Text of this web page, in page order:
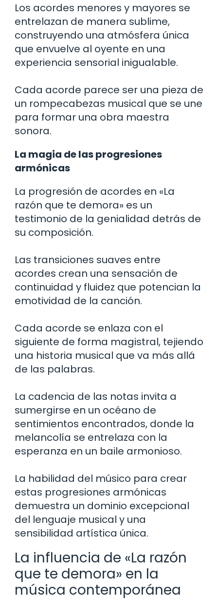
Los acordes menores y mayores se
entrelazan de manera sublime,
construyendo una atmósfera única
que envuelve al oyente en una
experiencia sensorial inigualable.
Cada acorde parece ser una pieza de
un rompecabezas musical que se une
para formar una obra maestra
sonora.
La magia de las progresiones
armónicas
La progresión de acordes en «La
razón que te demora» es un
testimonio de la genialidad detrás de
su composición.
Las transiciones suaves entre
acordes crean una sensación de
continuidad y fluidez que potencian la
emotividad de la canción.
Cada acorde se enlaza con el
siguiente de forma magistral, tejiendo
una historia musical que va más allá
de las palabras.
La cadencia de las notas invita a
sumergirse en un océano de
sentimientos encontrados, donde la
melancolía se entrelaza con la
esperanza en un baile armonioso.
La habilidad del músico para crear
estas progresiones armónicas
demuestra un dominio excepcional
del lenguaje musical y una
sensibilidad artística única.
La influencia de «La razón
que te demora» en la
música contemporánea